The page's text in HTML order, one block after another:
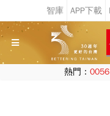
熱門： 0056